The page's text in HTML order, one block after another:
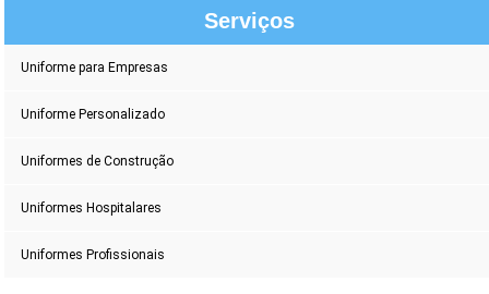
Serviços
Uniforme para Empresas
Uniforme Personalizado
Uniformes de Construção
Uniformes Hospitalares
Uniformes Profissionais